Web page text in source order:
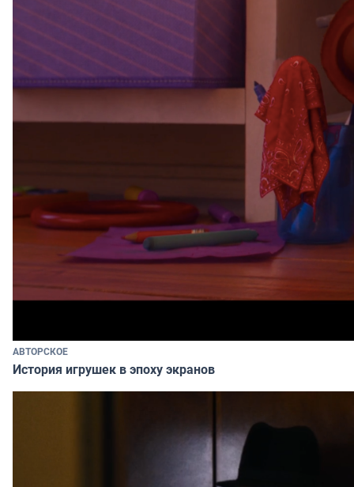
АВТОРСКОЕ
История игрушек в эпоху экранов